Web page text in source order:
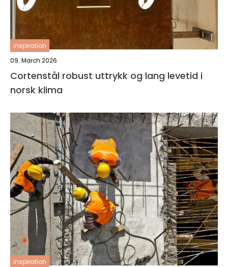
inspiration
09. March 2026
Cortenstål robust uttrykk og lang levetid i
norsk klima
inspiration